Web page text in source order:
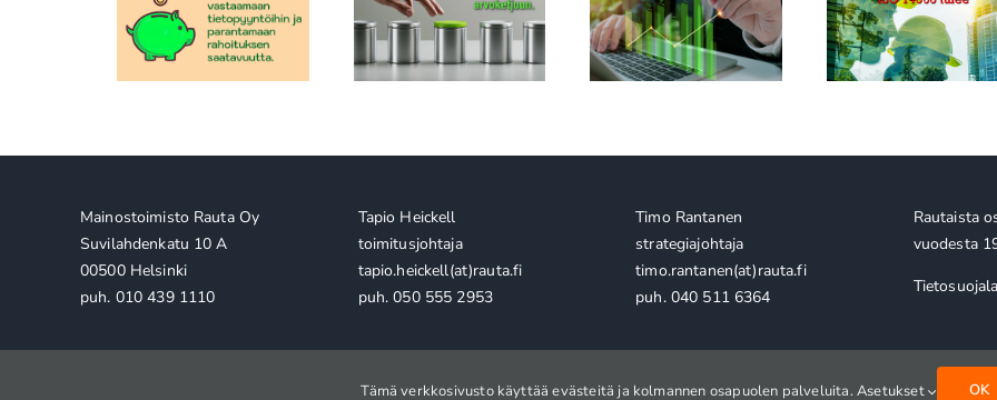
Vaikuttavuus on uusi
tapa todistaa
toimitusketjukelpoisuus
Pankkien ESG-
raportointi kiristyy:
suomalainen yritys
huomaa sen
lainaneuvottelussa
ISO 14060 tulee: mitä
suomalaisen
rakentamisen pitäisi
ymmärtää
nettonollasta?
VSME muuttuu
toimivaa
Mainostoimisto Rauta Oy
Suvilahdenkatu 10 A
00500 Helsinki
puh. 010 439 1110
Tapio Heickell
toimitusjohtaja
tapio.heickell(at)rauta.fi
puh. 050 555 2953
Timo Rantanen
strategiajohtaja
timo.rantanen(at)rauta.fi
puh. 040 511 6364
Rautaista
vuodesta
Tämä verkkosivusto käyttää evästeitä ja kolmannen osapuolen palveluita.Asetukset OK